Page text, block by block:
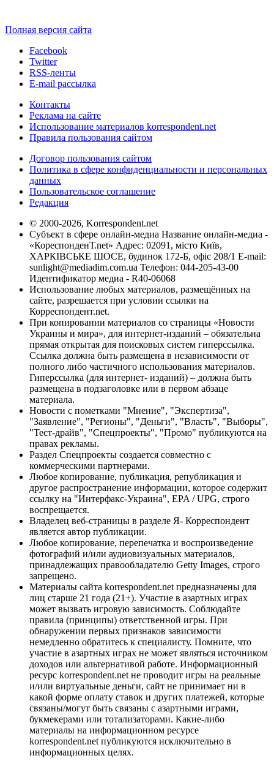
Полная версия сайта
Facebook
Twitter
RSS-ленты
E-mail рассылка
Контакты
Реклама на сайте
Использование материалов korrespondent.net
Правила пользования сайтом
Договор пользования сайтом
Политика в сфере конфиденциальности и персональных
данных
Пользовательское соглашение
Редакция
© 2000-2026, Korrespondent.net
Субъект в сфере онлайн-медиа Название онлайн-медиа -
«КореспонденТ.net» Адрес: 02091, місто Київ,
ХАРКІВСЬКЕ ШОСЕ, будинок 172-Б, офіс 208/1 E-mail:
sunlight@mediadim.com.ua Телефон: 044-205-43-00
Идентификатор медиа - R40-06068
Использование любых материалов, размещённых на
сайте, разрешается при условии ссылки на
Корреспондент.net.
При копировании материалов со страницы «Новости
Украины и мира», для интернет-изданий – обязательна
прямая открытая для поисковых систем гиперссылка.
Ссылка должна быть размещена в независимости от
полного либо частичного использования материалов.
Гиперссылка (для интернет- изданий) – должна быть
размещена в подзаголовке или в первом абзаце
материала.
Новости с пометками "Мнение", "Экспертиза",
"Заявление", "Регионы", "Деньги", "Власть", "Выборы",
"Тест-драйв", "Спецпроекты", "Промо" публикуются на
правах рекламы.
Раздел Спецпроекты создается совместно с
коммерческими партнерами.
Любое копирование, публикация, републикация и
другое распространение информации, которое содержит
ссылку на "Интерфакс-Украина", EPA / UPG, строго
воспрещается.
Владелец веб-страницы в разделе Я- Корреспондент
является автор публикации.
Любое копирование, перепечатка и воспроизведение
фотографий и/или аудиовизуальных материалов,
принадлежащих правообладателю Getty Images, строго
запрещено.
Материалы сайта korrespondent.net предназначены для
лиц старше 21 года (21+). Участие в азартных играх
может вызвать игровую зависимость. Соблюдайте
правила (принципы) ответственной игры. При
обнаружении первых признаков зависимости
немедленно обратитесь к специалисту. Помните, что
участие в азартных играх не может являться источником
доходов или альтернативой работе. Информационный
ресурс korrespondent.net не проводит игры на реальные
и/или виртуальные деньги, сайт не принимает ни в
какой форме оплату ставок и других платежей, которые
связаны/могут быть связаны с азартными играми,
букмекерами или тотализаторами. Какие-либо
материалы на информационном ресурсе
korrespondent.net публикуются исключительно в
информационных целях.